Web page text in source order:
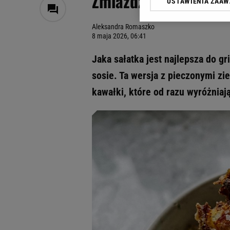
Aleksandra Romaszko
8 maja 2026, 06:41
Jaka sałatka jest najlepsza do
sosie. Ta wersja z pieczonymi
kawałki, które od razu
Klikając „Akceptuję”
dotyczące plików
My, nasi Zaufani
Użycie dokładnych
Przechowywanie